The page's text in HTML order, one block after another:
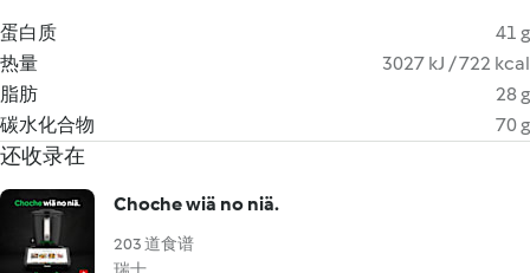
蛋白质
41 g
热量
3027 kJ / 722 kcal
脂肪
28 g
碳水化合物
70 g
还收录在
Choche wiä no niä.
203 道食谱